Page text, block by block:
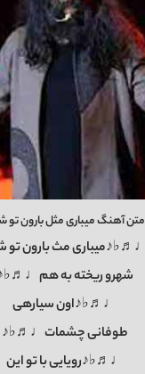
متن آهنگ میباری مثل بارون تو
♩♬♭♪میباری مث بارون تو
شهرو ریخته به
♩♬♭♪اون سیارهی
طوفانی چشمات♩♬♭♪
♩♬♭♪رویایی با تو این